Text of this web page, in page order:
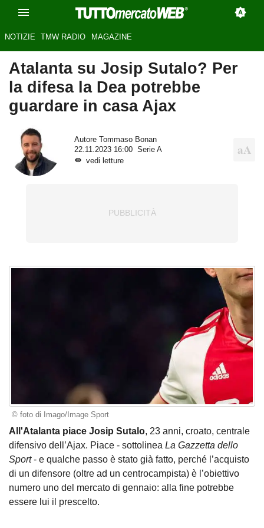
NOTIZIE TMW RADIO MAGAZINE
Atalanta su Josip Sutalo? Per
la difesa la Dea potrebbe
guardare in casa Ajax
Autore
Tommaso Bonan
22.11.2023 16:00
Serie A
vedi letture
© foto di Imago/Image Sport
All'Atalanta piace Josip Sutalo, 23 anni, croato, centrale
difensivo dell’Ajax. Piace - sottolinea La Gazzetta dello
Sport- e qualche passo è stato già fatto, perché l’acquisto
di un difensore (oltre ad un centrocampista) è l’obiettivo
numero uno del mercato di gennaio: alla fine potrebbe
essere lui il prescelto.